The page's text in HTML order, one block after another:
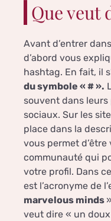
Que veut
Avant d’entrer
d’abord vous
hashtag. En fait, il
du symbole « # ».
souvent dans
sociaux. Sur les
place dans la
vous permet d’être
communauté qui
votre profil. Dans
est l’acronyme de
marvelous minds
veut dire « un